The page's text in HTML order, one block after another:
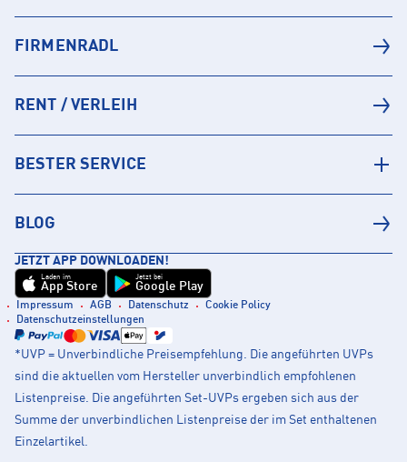
FIRMENRADL
RENT / VERLEIH
BESTER SERVICE
BLOG
JETZT APP DOWNLOADEN!
Laden im
App Store
Jetzt bei
Google Play
Impressum AGB Datenschutz
Cookie Policy
Datenschutzeinstellungen
*UVP = Unverbindliche Preisempfehlung. Die angeführten UVPs
sind die aktuellen vom Hersteller unverbindlich empfohlenen
Listenpreise. Die angeführten Set-UVPs ergeben sich aus der
Summe der unverbindlichen Listenpreise der im Set enthaltenen
Einzelartikel.